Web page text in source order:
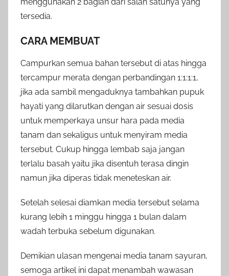
menggunakan 2 bagian dari salah satunya yang
tersedia.
CARA MEMBUAT
Campurkan semua bahan tersebut di atas hingga
tercampur merata dengan perbandingan 1:1:1:1,
jika ada sambil mengaduknya tambahkan pupuk
hayati yang dilarutkan dengan air sesuai dosis
untuk memperkaya unsur hara pada media
tanam dan sekaligus untuk menyiram media
tersebut. Cukup hingga lembab saja jangan
terlalu basah yaitu jika disentuh terasa dingin
namun jika diperas tidak meneteskan air.
Setelah selesai diamkan media tersebut selama
kurang lebih 1 minggu hingga 1 bulan dalam
wadah terbuka sebelum digunakan.
Demikian ulasan mengenai media tanam sayuran,
semoga artikel ini dapat menambah wawasan